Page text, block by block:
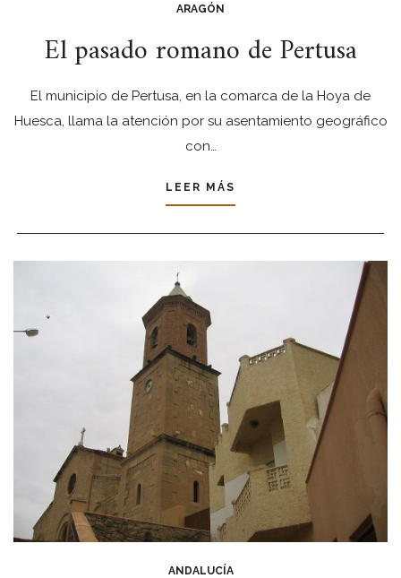
ARAGÓN
El pasado romano de Pertusa
El municipio de Pertusa, en la comarca de la Hoya de
Huesca, llama la atención por su asentamiento geográfico
con…
LEER MÁS
ANDALUCÍA